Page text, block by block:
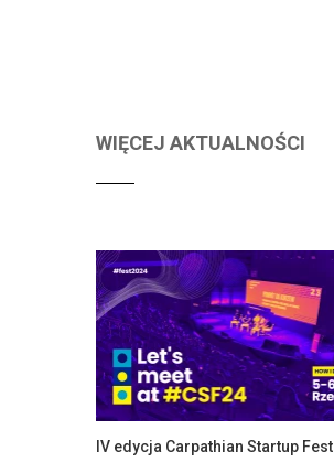
WIĘCEJ AKTUALNOŚCI
IV edycja Carpathian Startup Fest